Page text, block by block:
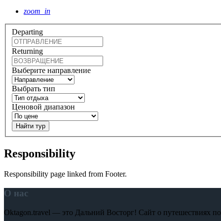
zoom_in
Departing
Returning
Выберите направление
Выбрать тип
Ценовой диапазон
Найти тур
Responsibility
Responsibility page linked from Footer.
О нас
Oktagon.travel — это Дальний Восторг! Сайт о путешествиях